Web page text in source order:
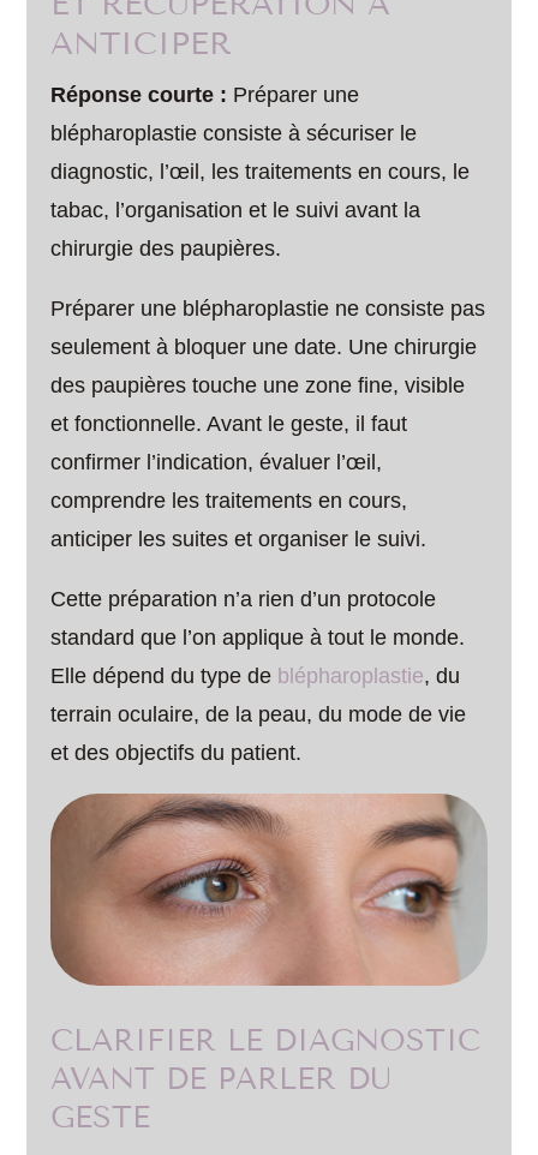
ANTICIPER
Réponse courte : Préparer une
blépharoplastie consiste à sécuriser le
diagnostic, l’œil, les traitements en cours, le
tabac, l’organisation et le suivi avant la
chirurgie des paupières.
Préparer une blépharoplastie ne consiste pas
seulement à bloquer une date. Une chirurgie
des paupières touche une zone fine, visible
et fonctionnelle. Avant le geste, il faut
confirmer l’indication, évaluer l’œil,
comprendre les traitements en cours,
anticiper les suites et organiser le suivi.
Cette préparation n’a rien d’un protocole
standard que l’on applique à tout le monde.
Elle dépend du type de blépharoplastie, du
terrain oculaire, de la peau, du mode de vie
et des objectifs du patient.
CLARIFIER LE DIAGNOSTIC
AVANT DE PARLER DU
GESTE